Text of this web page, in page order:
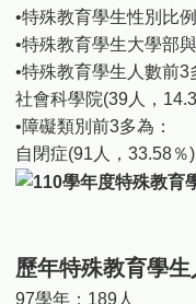
•特殊教育學生性別比
•特殊教育學生大學部
•特殊教育學生人數前3
社會科學院(39人，
•障礙類別前3多為：
自閉症(91人，33.58
歷年特殊教育學生
97學年：189人